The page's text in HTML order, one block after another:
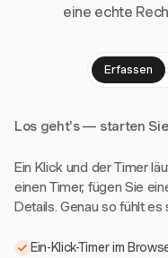
eine echte
Erfassen
Los geht's — starten
Ein Klick und der Timer
einen Timer, fügen Sie
Details. Genau so fühlt es
Ein-Klick-Timer im